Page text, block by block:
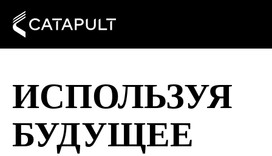
ИСПОЛЬЗУЯ
БУДУЩЕЕ